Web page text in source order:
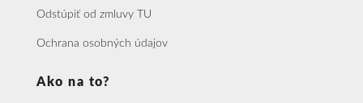
Odstúpiť od zmluvy TU
Ochrana osobných údajov
Ako na to?